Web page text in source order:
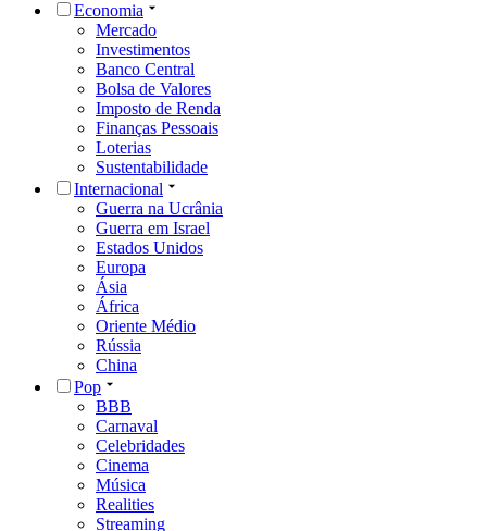
Economia
Mercado
Investimentos
Banco Central
Bolsa de Valores
Imposto de Renda
Finanças Pessoais
Loterias
Sustentabilidade
Internacional
Guerra na Ucrânia
Guerra em Israel
Estados Unidos
Europa
Ásia
África
Oriente Médio
Rússia
China
Pop
BBB
Carnaval
Celebridades
Cinema
Música
Realities
Streaming